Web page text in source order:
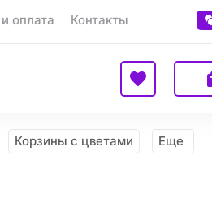
оплата Контакты
Корзины с цветами Еще